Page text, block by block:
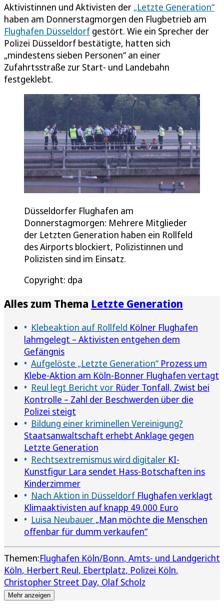
Aktivistinnen und Aktivisten der „Letzte Generation“
haben am Donnerstagmorgen den Flugbetrieb am
Flughafen Düsseldorf gestört. Wie ein Sprecher der
Polizei Düsseldorf bestätigte, hatten sich
„mindestens sieben Personen“ an einer
Zufahrtsstraße zur Start- und Landebahn
festgeklebt.
Düsseldorfer Flughafen am
Donnerstagmorgen: Mehrere Mitglieder
der Letzten Generation haben ein Rollfeld
des Airports blockiert, Polizistinnen und
Polizisten sind im Einsatz.
Copyright: dpa
Alles zum Thema Letzte Generation
Klebeaktion auf Rollfeld Kölner Flughafen
lahmgelegt – Aktivisten entgehen dem
Gefängnis
Aufgelöste „Letzte Generation“ Prozess um
Klebe-Aktion am Köln-Bonner Flughafen vertagt
Reul legt Bericht vor Rüder Tonfall, Zwist bei
Kontrolle – Zahl der Beschwerden über die
Polizei steigt
Bildung einer kriminellen Vereinigung?
Staatsanwaltschaft erhebt Anklage gegen
Letzte Generation
Rechtsextremismus wird digitaler KI-
Kunstfigur Lara sendet Hass-Botschaften ins
Kinderzimmer
Nach Aktion in Düsseldorf Flughafen verklagt
Klimaaktivisten auf knapp 49.000 Euro
Luisa Neubauer „Man möchte die Menschen
offenbar für dumm verkaufen“
Themen:Flughafen Köln/Bonn Amts- und Landgericht
Köln Herbert Reul Ebertplatz Polizei Köln
Christopher Street Day Olaf Scholz
Mehr anzeigen